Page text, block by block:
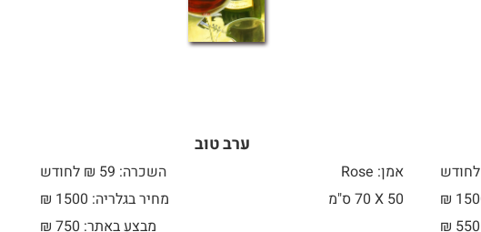
₪ 550
ערב טוב
אמן: Rose
השכרה: 59 ₪ לחודש
50 X
מחיר בגלריה: 1500 ₪
מבצע באתר:
₪ 750